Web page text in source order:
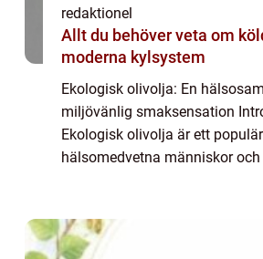
redaktionel
Allt du behöver veta om
moderna kylsystem
Ekologisk olivolja: En
miljövänlig smaksensation
Ekologisk olivolja är ett
hälsomedvetna människor och
översikt öve...